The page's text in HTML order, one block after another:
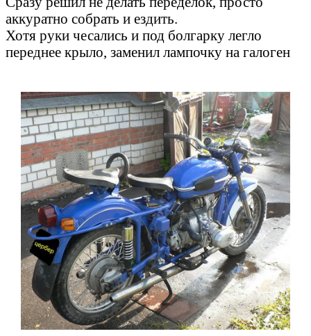
аккуратно собрать и ездить.
Хотя руки чесались и под болгарку легло
переднее крыло, заменил лампочку на галоген